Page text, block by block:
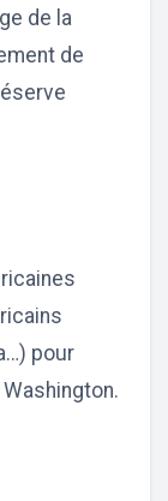
de la
de
pour